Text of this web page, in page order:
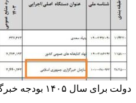
دولت برای سال ۱۴۰۵ بودجه خبرگزاری ایرنا را ۵۰۶ میلیارد تومان پیش‌بینی کرده است